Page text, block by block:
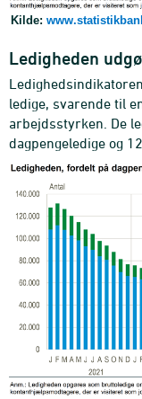
Kilde:
Ledigheden
ledige, svarende til
arbejdsstyrken. De
dagpengeledige og